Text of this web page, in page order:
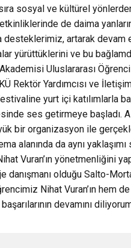
sosyal ve kültürel
de daima
artarak devam
yürüttüklerini ve bu
Uluslararası
Rektör Yardımcısı ve
yurt içi katılımlarla
ses getirmeye başladı.
bir organizasyon ile
alanında da aynı
Vuran’ın yönetmenliğini
danışmanı olduğu Salto-
Nihat Vuran’ın hem
devamını